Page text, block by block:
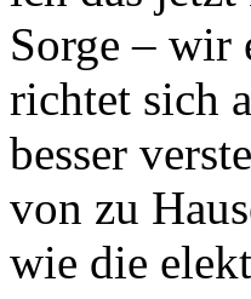
Sorge – wir
richtet sich
besser
von zu
wie die